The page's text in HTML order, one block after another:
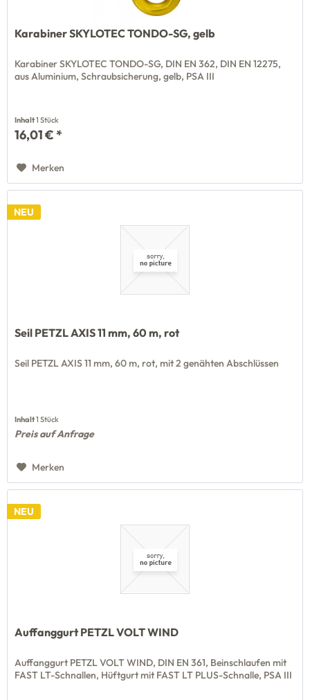
Karabiner SKYLOTEC TONDO-SG, gelb
Karabiner SKYLOTEC TONDO-SG, DIN EN 362, DIN EN 12275,
aus Aluminium, Schraubsicherung, gelb, PSA III
Inhalt1 Stück
16,01 € *
Merken
NEU
Seil PETZL AXIS 11 mm, 60 m, rot
Seil PETZL AXIS 11 mm, 60 m, rot, mit 2 genähten Abschlüssen
Inhalt1 Stück
Preis auf Anfrage
Merken
NEU
Auffanggurt PETZL VOLT WIND
Auffanggurt PETZL VOLT WIND, DIN EN 361, Beinschlaufen mit
FAST LT-Schnallen, Hüftgurt mit FAST LT PLUS-Schnalle, PSA III